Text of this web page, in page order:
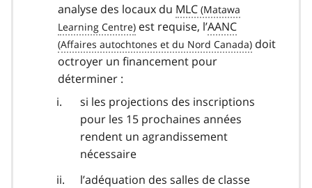
analyse des locaux du MLC
est requise, l’AANC
doit
octroyer un financement pour
déterminer :
si les projections des inscriptions
pour les 15 prochaines années
rendent un agrandissement
nécessaire
l’adéquation des salles de classe